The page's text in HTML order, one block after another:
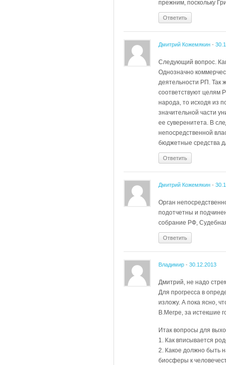
прежним, поскольку
Ответить
Дмитрий Кожемякин -
Следующий вопрос.
Однозначно
деятельности РП. Так
соответствуют целям
народа, то исходя из
значительной части
ее суверенитета. В
непосредственной
бюджетные средства
Ответить
Дмитрий Кожемякин -
Орган
подотчетны и
собрание РФ,
Ответить
Владимир - 30.12.2013
Дмитрий, не надо
Для прогресса в
изложу. А пока ясно,
В.Мегре, за истекшие
Итак вопросы для
1. Как вписывается
2. Какое должно быть
биосферы к